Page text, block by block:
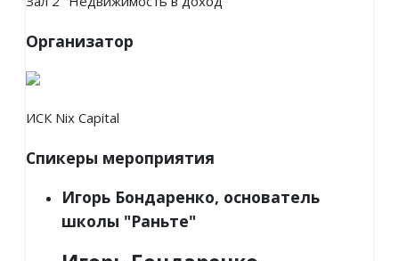
Организатор
ИСК Nix Capital
Спикеры мероприятия
Игорь Бондаренко, основатель
школы "Раньте"